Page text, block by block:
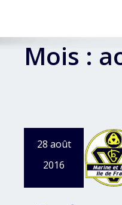
Mois :
28 août
2016